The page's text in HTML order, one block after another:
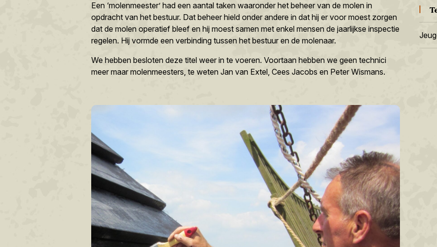
Een ‘molenmeester’ had een aantal taken waaronder het beheer van de molen in
opdracht van het bestuur. Dat beheer hield onder andere in dat hij er voor moest zorgen
dat de molen operatief bleef en hij moest samen met enkel mensen de jaarlijkse inspectie
regelen. Hij vormde een verbinding tussen het bestuur en de molenaar.
We hebben besloten deze titel weer in te voeren. Voortaan hebben we geen technici
meer maar molenmeesters, te weten Jan van Extel, Cees Jacobs en Peter Wismans.